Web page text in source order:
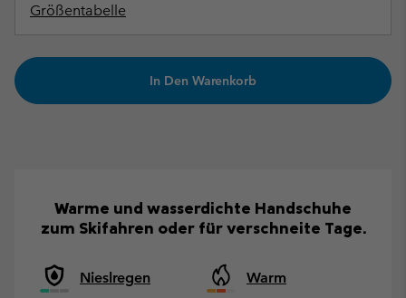
Größentabelle
In Den Warenkorb
Warme und wasserdichte Handschuhe
zum Skifahren oder für verschneite Tage.
Nieslregen Warm